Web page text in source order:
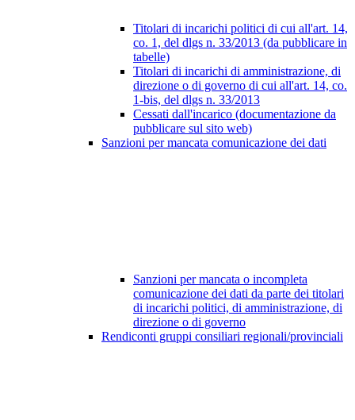
Titolari di incarichi politici di cui all'art. 14,
co. 1, del dlgs n. 33/2013 (da pubblicare in
tabelle)
Titolari di incarichi di amministrazione, di
direzione o di governo di cui all'art. 14, co.
1-bis, del dlgs n. 33/2013
Cessati dall'incarico (documentazione da
pubblicare sul sito web)
Sanzioni per mancata comunicazione dei dati
Sanzioni per mancata o incompleta
comunicazione dei dati da parte dei titolari
di incarichi politici, di amministrazione, di
direzione o di governo
Rendiconti gruppi consiliari regionali/provinciali